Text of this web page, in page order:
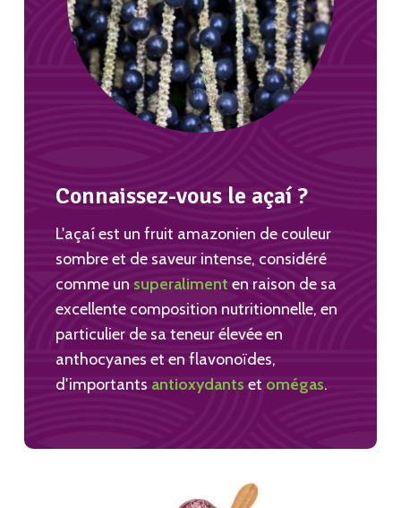
Connaissez-vous le açaí ?
L'açaí est un fruit amazonien de couleur
sombre et de saveur intense, considéré
comme un superaliment en raison de sa
excellente composition nutritionnelle, en
particulier de sa teneur élevée en
anthocyanes et en flavonoïdes,
d'importants antioxydants et omégas.